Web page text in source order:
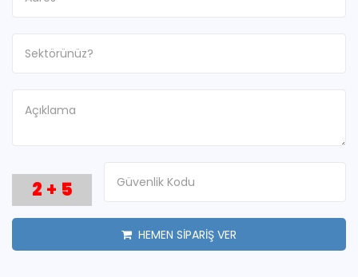
2 + 5
HEMEN SİPARİŞ VER